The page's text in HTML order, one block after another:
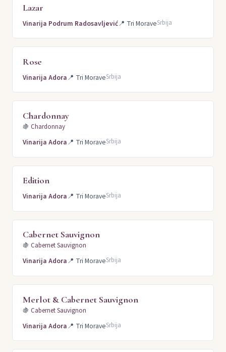
Lazar
Vinarija Podrum Radosavljević📍 Tri MoraveSrbija
Rose
Vinarija Adora📍 Tri MoraveSrbija
Chardonnay
🍇 Chardonnay
Vinarija Adora📍 Tri MoraveSrbija
Edition
Vinarija Adora📍 Tri MoraveSrbija
Cabernet Sauvignon
🍇 Cabernet Sauvignon
Vinarija Adora📍 Tri MoraveSrbija
Merlot & Cabernet Sauvignon
🍇 Cabernet Sauvignon
Vinarija Adora📍 Tri MoraveSrbija